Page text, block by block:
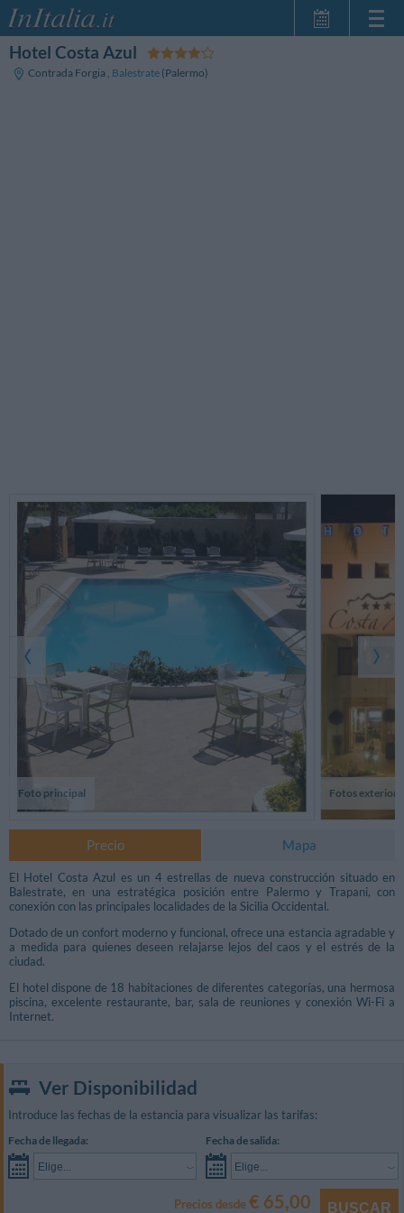
Hotel Costa Azul
Contrada Forgia , Balestrate (Palermo)
Foto principal Fotos exterior
Precio Mapa
El Hotel Costa Azul es un 4 estrellas de nueva construcción situado en
Balestrate, en una estratégica posición entre Palermo y Trapani, con
conexión con las principales localidades de la Sicilia Occidental.
Dotado de un confort moderno y funcional, ofrece una estancia agradable y
a medida para quienes deseen relajarse lejos del caos y el estrés de la
ciudad.
El hotel dispone de 18 habitaciones de diferentes categorías, una hermosa
piscina, excelente restaurante, bar, sala de reuniones y conexión Wi-Fi a
Internet.
Ver Disponibilidad
Introduce las fechas de la estancia para visualizar las tarifas:
Fecha de llegada:
Elige...
Fecha de salida:
Elige...
Precios desde€ 65,00 BUSCAR